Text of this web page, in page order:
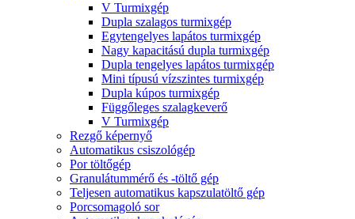
V Turmixgép
Dupla szalagos turmixgép
Egytengelyes lapátos turmixgép
Nagy kapacitású dupla turmixgép
Dupla tengelyes lapátos turmixgép
Mini típusú vízszintes turmixgép
Dupla kúpos turmixgép
Függőleges szalagkeverő
V Turmixgép
Rezgő képernyő
Automatikus csiszológép
Por töltőgép
Granulátummérő és -töltő gép
Teljesen automatikus kapszulatöltő gép
Porcsomagoló sor